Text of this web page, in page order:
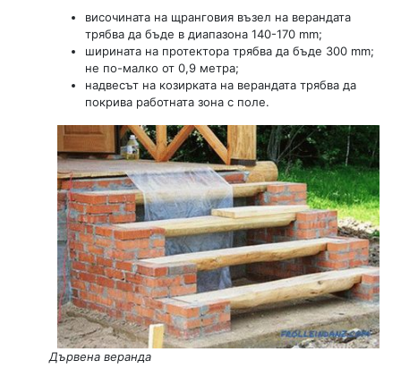
височината на щранговия възел на верандата
трябва да бъде в диапазона 140-170 mm;
ширината на протектора трябва да бъде 300 mm;
не по-малко от 0,9 метра;
надвесът на козирката на верандата трябва да
покрива работната зона с поле.
Дървена веранда